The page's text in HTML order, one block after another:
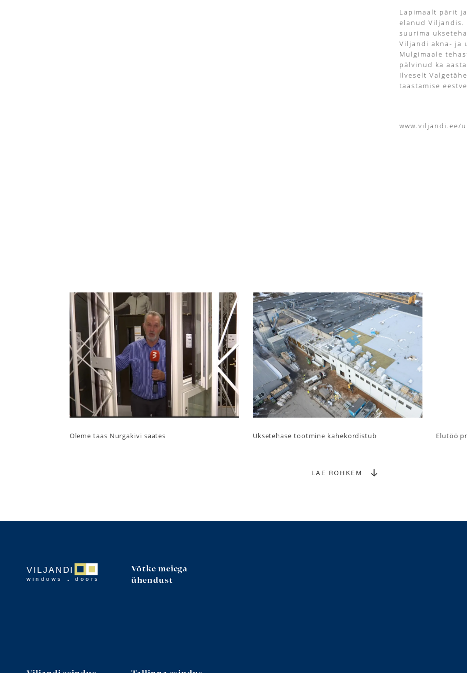
Lapimaalt pärit
elanud Viljandis.
suurima
Viljandi akna- ja
Mulgimaale
pälvinud ka
Ilveselt
taastamise
www.viljandi.ee/
Oleme taas Nurgakivi saates Uksetehase tootmine kahekordistub Elutöö
LAE ROHKEM
Võtke meiega
ühendust